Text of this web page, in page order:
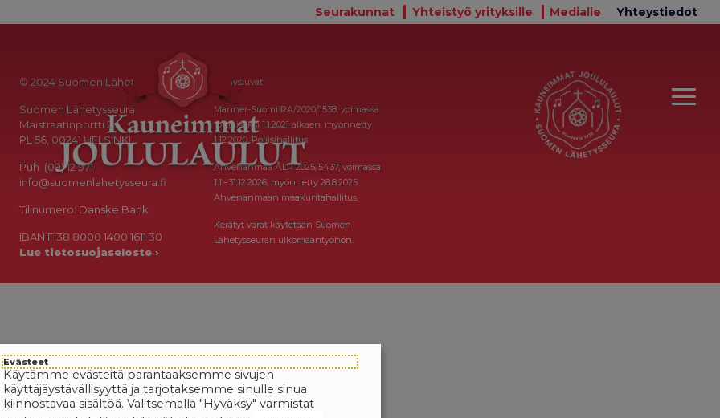
Seurakunnat Yhteistyö yrityksille Medialle Yhteystiedot
© 2024 Suomen Lähetysseura
Suomen Lähetysseura
Maistraatinportti 2a
PL 56, 00241 HELSINKI
Puh. (09) 12 971
info@suomenlahetysseura.fi
Tilinumero: Danske Bank
IBAN FI38 8000 1400 1611 30
Lue tietosuojaseloste ›
Keräysluvat:
Manner-Suomi RA/2020/1538, voimassa
toistaiseksi 1.1.2021 alkaen, myönnetty
1.12.2020, Poliisihallitus.
Ahvenanmaa ÅLR 2025/5437, voimassa
1.1.–31.12.2026, myönnetty 28.8.2025
Ahvenanmaan maakuntahallitus.
Kerätyt varat käytetään Suomen
Lähetysseuran ulkomaantyöhön.
Evästeet
Käytämme evästeitä parantaaksemme sivujen
käyttäjäystävällisyyttä ja tarjotaksemme sinulle sinua
kiinnostavaa sisältöä. Valitsemalla "Hyväksy" varmistat